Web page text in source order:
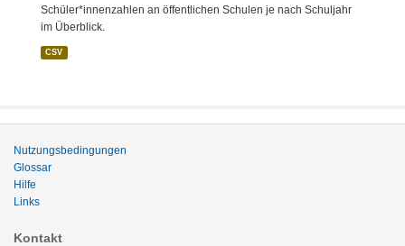
Schüler*innenzahlen an öffentlichen Schulen je nach Schuljahr
im Überblick.
CSV
Nutzungsbedingungen
Glossar
Hilfe
Links
Kontakt